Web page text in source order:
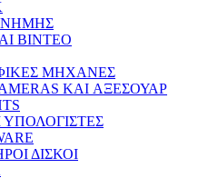
ΒΙΝΤΕΟ
ΜΗΧΑΝΕΣ
KAI ΑΞΕΣΟΥΑΡ
ΔΙΣΚΟΙ